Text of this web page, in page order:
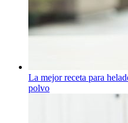
La mejor receta para
polvo